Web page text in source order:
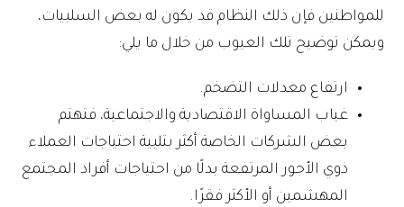
للمواطنين فإن ذلك النظام قد يكون له بعض السلبيات،
ويمكن توضيح تلك العيوب من خلال ما يلي:
ارتفاع معدلات التضخم.
غياب المساواة الاقتصادية والاجتماعية، فتهتم
بعض الشركات الخاصة أكثر بتلبية احتياجات العملاء
ذوي الأجور المرتفعة بدلًا من احتياجات أفراد المجتمع
المهشمين أو الأكثر فقرًا.